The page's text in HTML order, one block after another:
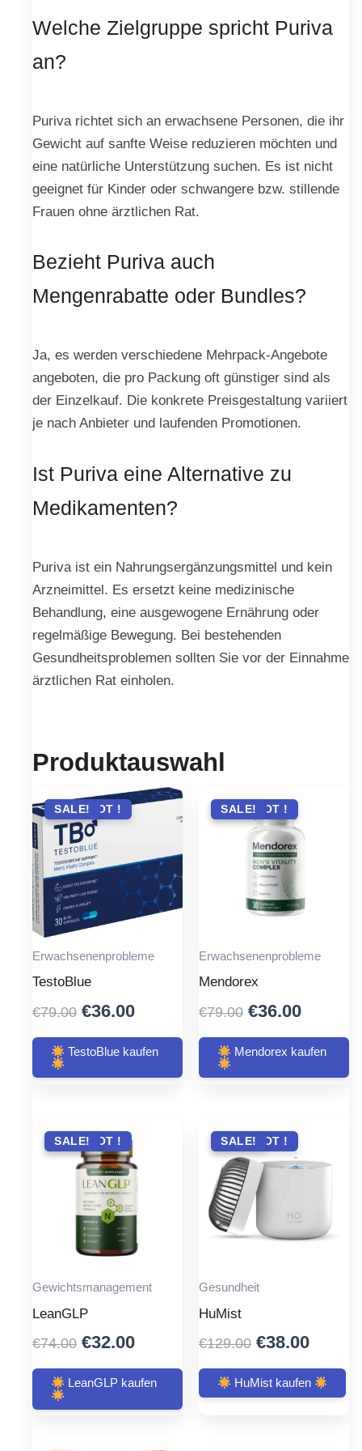
Welche Zielgruppe spricht Puriva
an?
Puriva richtet sich an erwachsene Personen, die ihr
Gewicht auf sanfte Weise reduzieren möchten und
eine natürliche Unterstützung suchen. Es ist nicht
geeignet für Kinder oder schwangere bzw. stillende
Frauen ohne ärztlichen Rat.
Bezieht Puriva auch
Mengenrabatte oder Bundles?
Ja, es werden verschiedene Mehrpack-Angebote
angeboten, die pro Packung oft günstiger sind als
der Einzelkauf. Die konkrete Preisgestaltung variiert
je nach Anbieter und laufenden Promotionen.
Ist Puriva eine Alternative zu
Medikamenten?
Puriva ist ein Nahrungsergänzungsmittel und kein
Arzneimittel. Es ersetzt keine medizinische
Behandlung, eine ausgewogene Ernährung oder
regelmäßige Bewegung. Bei bestehenden
Gesundheitsproblemen sollten Sie vor der Einnahme
ärztlichen Rat einholen.
Produktauswahl
ANGEBOT !
SALE!
Erwachsenenprobleme
TestoBlue
€79.00 Original
price
was:
€79.00.
€36.00Current
price
is:
€36.00.
TestoBlue kaufen
ANGEBOT !
SALE!
Erwachsenenprobleme
Mendorex
€79.00 Original
price
was:
€79.00.
€36.00
price
is:
€36.00.
Mendorex kaufen
ANGEBOT !
SALE!
Gewichtsmanagement
LeanGLP
€74.00 Original
price
was:
€74.00.
€32.00Current
price
is:
€32.00.
LeanGLP kaufen
ANGEBOT !
SALE!
Gesundheit
HuMist
€129.00 Original
price
was:
€38.00
price
is:
HuMist kaufen